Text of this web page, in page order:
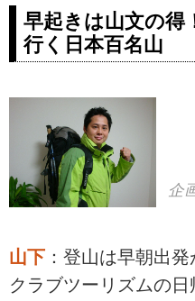
早起きは山文の得
行く日本百名山
企
山下 ：登山は早朝出
クラブツーリズムの